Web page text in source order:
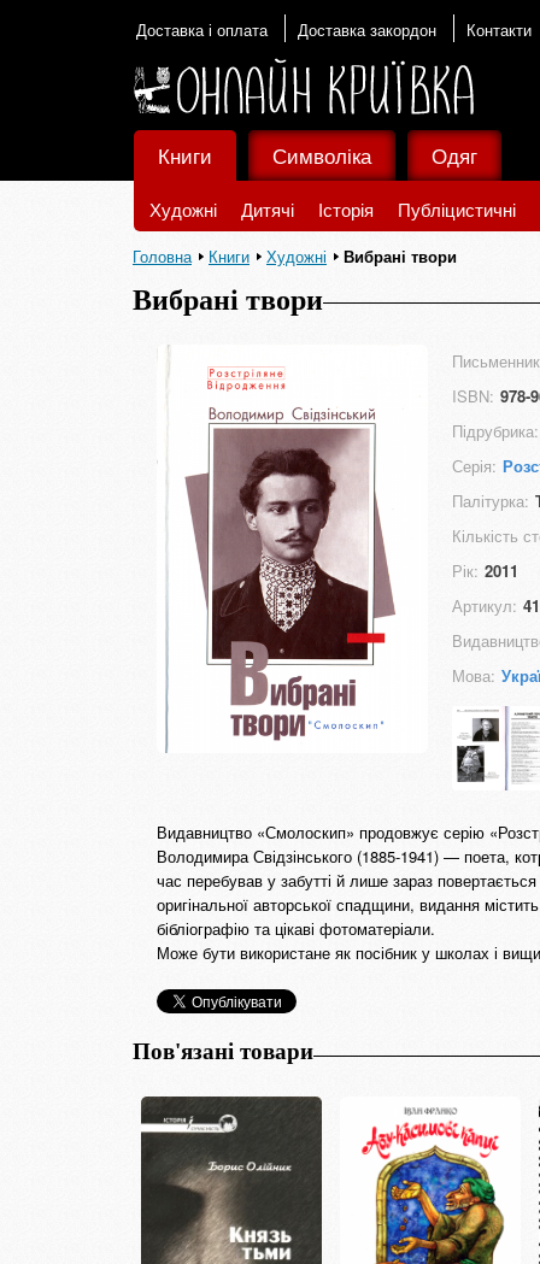
Доставка і оплата Доставка закордон Контакти
Книги
Художні Дитячі Історія Публіцистичні
Символіка Одяг
Головна Книги Художні Вибрані твори
Вибрані твори
ISBN: 978-
Підрубрика:
Серія:
Палітурка:
Кількість
Рік: 2011
Артикул:
Мова:
Видавництво «Смолоскип» продовжує серію
Володимира Свідзінського (1885-1941) — поета,
час перебував у забутті й лише зараз
оригінальної авторської спадщини, видання
бібліографію та цікаві фотоматеріали.
Може бути використане як посібник у школах і
Пов'язані товари